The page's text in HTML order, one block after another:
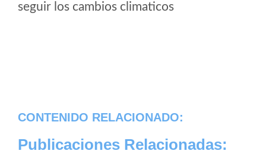
seguir los cambios climaticos
CONTENIDO RELACIONADO:
Publicaciones Relacionadas: